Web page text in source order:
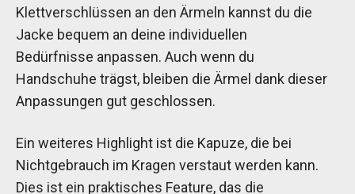
Klettverschlüssen an den Ärmeln kannst du die
Jacke bequem an deine individuellen
Bedürfnisse anpassen. Auch wenn du
Handschuhe trägst, bleiben die Ärmel dank dieser
Anpassungen gut geschlossen.
Ein weiteres Highlight ist die Kapuze, die bei
Nichtgebrauch im Kragen verstaut werden kann.
Dies ist ein praktisches Feature, das die